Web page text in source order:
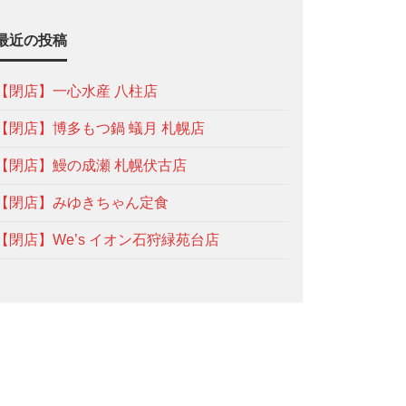
近の投稿
閉店】一心水産 八柱店
閉店】博多もつ鍋 蟻月 札幌店
閉店】鰻の成瀬 札幌伏古店
閉店】みゆきちゃん定食
閉店】We’s イオン石狩緑苑台店